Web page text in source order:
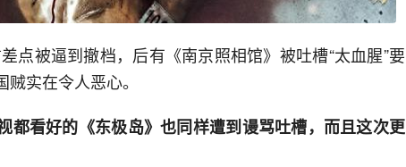
点被逼到撤档，后有《南京照相馆》被吐槽“太血腥”要
实在令人恶心。
都看好的《东极岛》也同样遭到谩骂吐槽，而且这次更